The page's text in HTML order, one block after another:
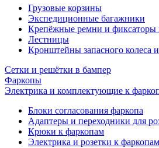
Грузовые корзины
Экспедиционные багажники
Крепёжные ремни и фиксаторы
Лестницы
Кронштейны запасного колеса
Сетки и решётки в бампер
Фаркопы
Электрика и комплектующие к
Блоки согласования фаркопа
Адаптеры и переходники для
Крюки к фаркопам
Электрика и розетки к фаркопам